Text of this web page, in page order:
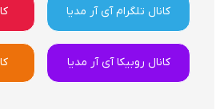
کانال تلگرام آی آر مدیا
کانال روبیکا آی آر مدیا